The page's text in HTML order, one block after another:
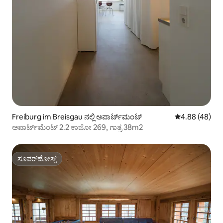
Freiburg im Breisgau ನಲ್ಲಿ ಅಪಾರ್ಟ್‌ಮಂಟ್ 5 ರಲ್ಲಿ 4.88
4.88 (48)
ಅಪಾರ್ಟ್‌ಮೆಂಟ್ 2.2 ಕಾಜೋ 269, ಗಾತ್ರ 38m2
ಸೂಪರ್‌ಹೋಸ್ಟ್
ಸೂಪರ್‌ಹೋಸ್ಟ್